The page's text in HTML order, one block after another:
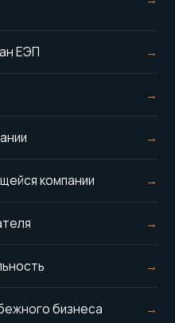
ЕЭП
компании
бизнеса